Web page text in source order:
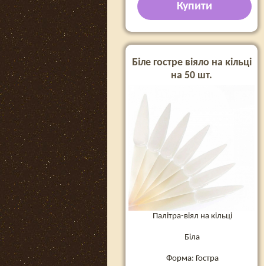
Купити
Біле гостре віяло на кільці
на 50 шт.
Палітра-віял на кільці
Біла
Форма: Гостра